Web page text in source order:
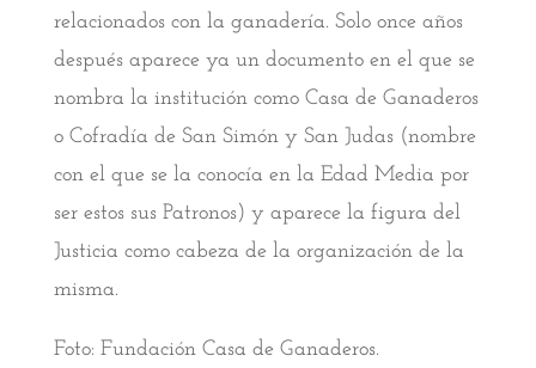
relacionados con la ganadería. Solo once años
después aparece ya un documento en el que se
nombra la institución como Casa de Ganaderos
o Cofradía de San Simón y San Judas (nombre
con el que se la conocía en la Edad Media por
ser estos sus Patronos) y aparece la figura del
Justicia como cabeza de la organización de la
misma.
Foto: Fundación Casa de Ganaderos.